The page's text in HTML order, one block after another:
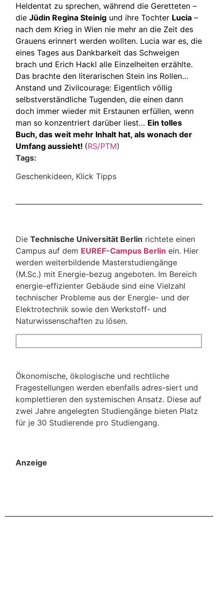
Heldentat zu sprechen, während die Geretteten –
dieJüdin Regina Steinig und ihre Tochter Lucia –
nach dem Krieg in Wien nie mehr an die Zeit des
Grauens erinnert werden wollten. Lucia war es, die
eines Tages aus Dankbarkeit das Schweigen
brach und Erich Hackl alle Einzelheiten erzählte.
Das brachte den literarischen Stein ins Rollen…
Anstand und Zivilcourage: Eigentlich völlig
selbstverständliche Tugenden, die einen dann
doch immer wieder mit Erstaunen erfüllen, wenn
man so konzentriert darüber liest… Ein tolles
Buch, das weit mehr Inhalt hat, als wonach der
Umfang aussieht! (RS/PTM)
Tags:
Geschenkideen, Klick Tipps
DieTechnische Universität Berlin richtete einen
Campus auf dem EUREF-Campus Berlin ein. Hier
werden weiterbildende Masterstudiengänge
(M.Sc.) mit Energie-bezug angeboten. Im Bereich
energie-effizienter Gebäude sind eine Vielzahl
technischer Probleme aus der Energie- und der
Elektrotechnik sowie den Werkstoff- und
Naturwissenschaften zu lösen.
Ökonomische, ökologische und rechtliche
Fragestellungen werden ebenfalls adres-siert und
komplettieren den systemischen Ansatz. Diese auf
zwei Jahre angelegten Studiengänge bieten Platz
für je 30 Studierende pro Studiengang.
Anzeige